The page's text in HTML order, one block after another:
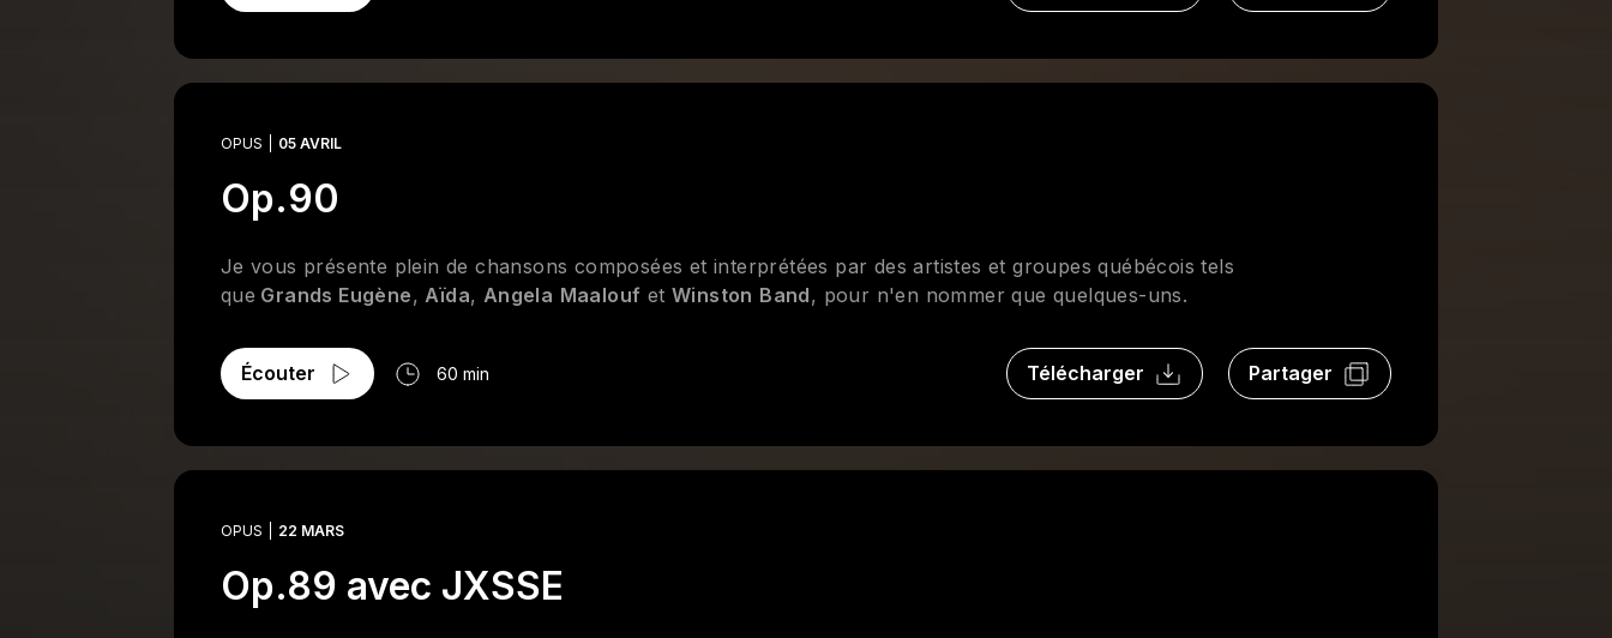
OPUS 05 AVRIL
Op.90
Je vous présente plein de chansons composées et interprétées par des artistes et groupes québécois tels
que Grands Eugène,Aïda, Angela Maalouf et Winston Band, pour n'en nommer que quelques-uns.
Écouter 60 min Télécharger Partager
OPUS 22 MARS
Op.89 avec JXSSE